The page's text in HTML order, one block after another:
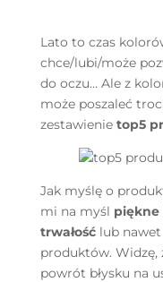
Lato to czas
chce/lubi/może
do oczu… Ale z
może poszaleć
zestawienie top5
Jak myślę o
mi na myśl piękne
trwałośćlub nawet
produktów. Widzę,
powrót błysku na